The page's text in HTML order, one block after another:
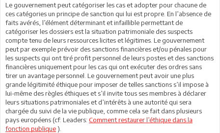
Le gouvernement peut catégoriser les cas et adopter pour chacune de
ces catégories un principe de sanction qui lui est propre. En l’absence de
faits avérés, l’élément déterminant et infaillible permettant de
catégoriser les dossiers est la situation patrimoniale des suspects
compte tenu de leurs ressources licites et légitimes. Le gouvernement
peut par exemple prévoir des sanctions financières et/ou pénales pour
les suspects qui ont tiré profit personnel de leurs postes et des sanctions
financières uniquement pour les cas qui ont exécuter des ordres sans
tirer un avantage personnel. Le gouvernement peut avoir une plus
grande légitimité éthique pour imposer de telles sanctions s’il impose à
lui-même des règles éthiques et s’il invite tous ses membres à déclarer
leurs situations patrimoniales et d’intérêts à une autorité qui sera
chargée du suivi de la vie publique, comme cela se fait dans plusieurs
pays européens (cf: Leaders: Comment restaurer l’éthique dans la
fonction publique ).